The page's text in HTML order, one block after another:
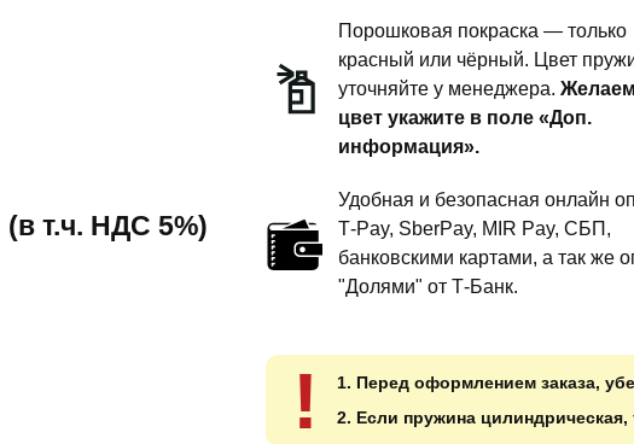
(в т.ч. НДС 5%)
Порошковая покраска — только
красный или чёрный. Цвет
уточняйте у менеджера.
цвет укажите в поле «Доп.
информация».
Удобная и безопасная онлайн
T‑Pay, SberPay, MIR Pay, СБП,
банковскими картами, а так же
"Долями" от Т-Банк.
!
1. Перед оформлением заказа,
2. Если пружина